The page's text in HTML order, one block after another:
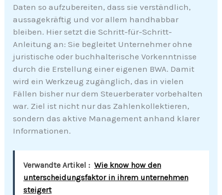
Daten so aufzubereiten, dass sie verständlich,
aussagekräftig und vor allem handhabbar
bleiben. Hier setzt die Schritt-für-Schritt-
Anleitung an: Sie begleitet Unternehmer ohne
juristische oder buchhalterische Vorkenntnisse
durch die Erstellung einer eigenen BWA. Damit
wird ein Werkzeug zugänglich, das in vielen
Fällen bisher nur dem Steuerberater vorbehalten
war. Ziel ist nicht nur das Zahlenkollektieren,
sondern das aktive Management anhand klarer
Informationen.
Verwandte Artikel : Wie know how den
unterscheidungsfaktor in ihrem unternehmen
steigert